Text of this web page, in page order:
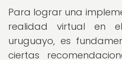
Para lograr una
realidad virtual en
uruguayo, es
ciertas